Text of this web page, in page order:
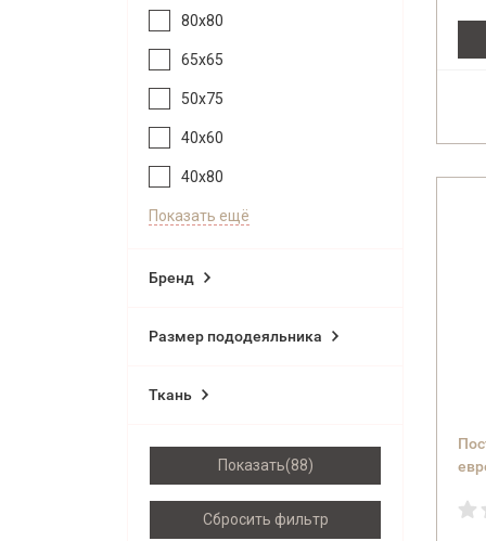
80x80
65x65
50x75
40x60
40x80
Показать ещё
Бренд
Размер пододеяльника
Ткань
Показать
Сбросить фильтр